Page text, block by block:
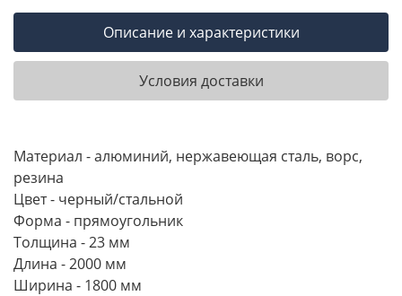
Описание и характеристики
Условия доставки
Материал - алюминий, нержавеющая сталь, ворс,
резина
Цвет - черный/стальной
Форма - прямоугольник
Толщина - 23 мм
Длина - 2000 мм
Ширина - 1800 мм